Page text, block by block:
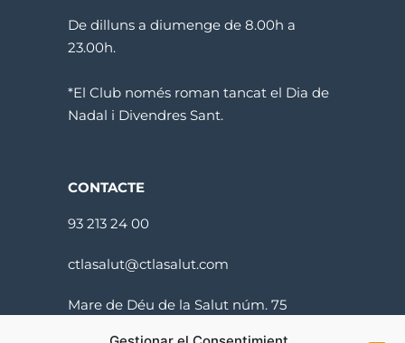
De dilluns a diumenge de 8.00h a
23.00h.
*El Club només roman tancat el Dia de
Nadal i Divendres Sant.
CONTACTE
93 213 24 00
ctlasalut@ctlasalut.com
Mare de Déu de la Salut núm. 75